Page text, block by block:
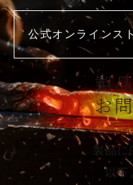
公式オンラインス
製
お
製品に
以下